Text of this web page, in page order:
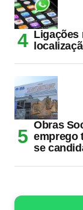
Ligações
Obras
emprego
se